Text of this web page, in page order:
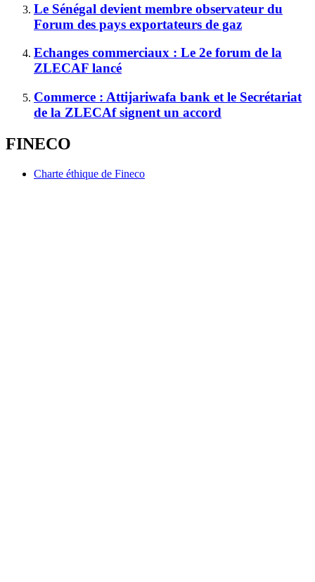
Le Sénégal devient membre observateur du
Forum des pays exportateurs de gaz
Echanges commerciaux : Le 2e forum de la
ZLECAF lancé
Commerce : Attijariwafa bank et le Secrétariat
de la ZLECAf signent un accord
FINECO
Charte éthique de Fineco